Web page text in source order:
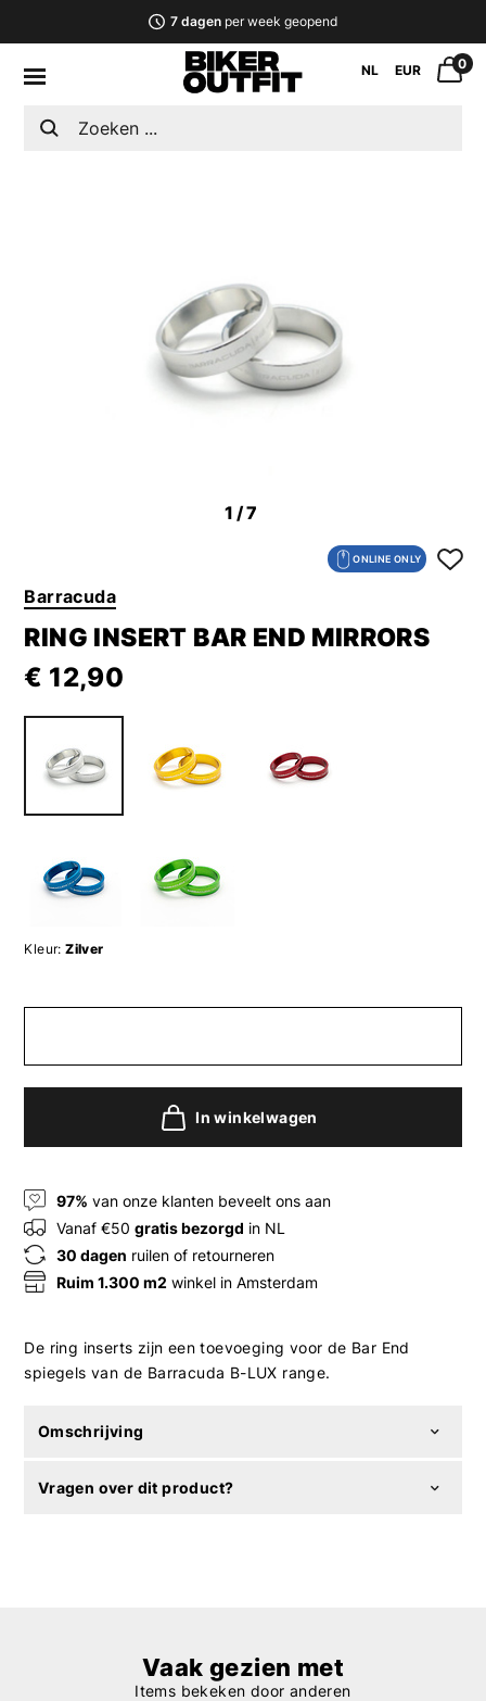
7 dagenper week geopend
NL EUR 0
1/7
ONLINE ONLY
Barracuda
RING INSERT BAR END MIRRORS
€ 12,90
Kleur: Zilver
In winkelwagen
97% van onze klanten beveelt ons aan
Vanaf €50gratis bezorgd in NL
30 dagen ruilen of retourneren
Ruim 1.300 m2 winkel in Amsterdam
De ring inserts zijn een toevoeging voor de Bar End
spiegels van de Barracuda B-LUX range.
Omschrijving
Vragen over dit product?
Vaak gezien met
Items bekeken door anderen